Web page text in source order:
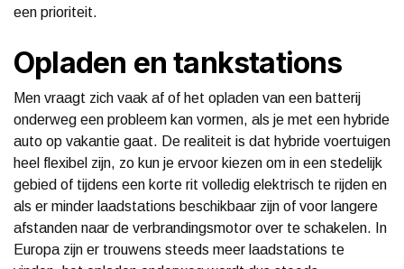
een prioriteit.
Opladen en tankstations
Men vraagt zich vaak af of het opladen van een batterij
onderweg een probleem kan vormen, als je met een hybride
auto op vakantie gaat. De realiteit is dat hybride voertuigen
heel flexibel zijn, zo kun je ervoor kiezen om in een stedelijk
gebied of tijdens een korte rit volledig elektrisch te rijden en
als er minder laadstations beschikbaar zijn of voor langere
afstanden naar de verbrandingsmotor over te schakelen. In
Europa zijn er trouwens steeds meer laadstations te